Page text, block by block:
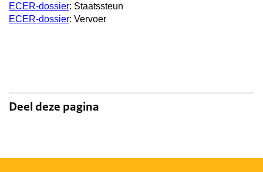
ECER-dossier: Staatssteun
ECER-dossier: Vervoer
Deel deze pagina